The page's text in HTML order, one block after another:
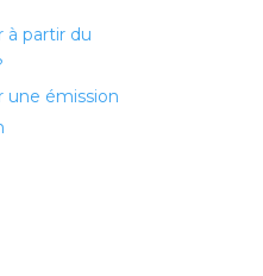
partir du
émission